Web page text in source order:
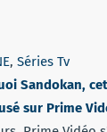
, Séries Tv
Sandokan,
sur Prime